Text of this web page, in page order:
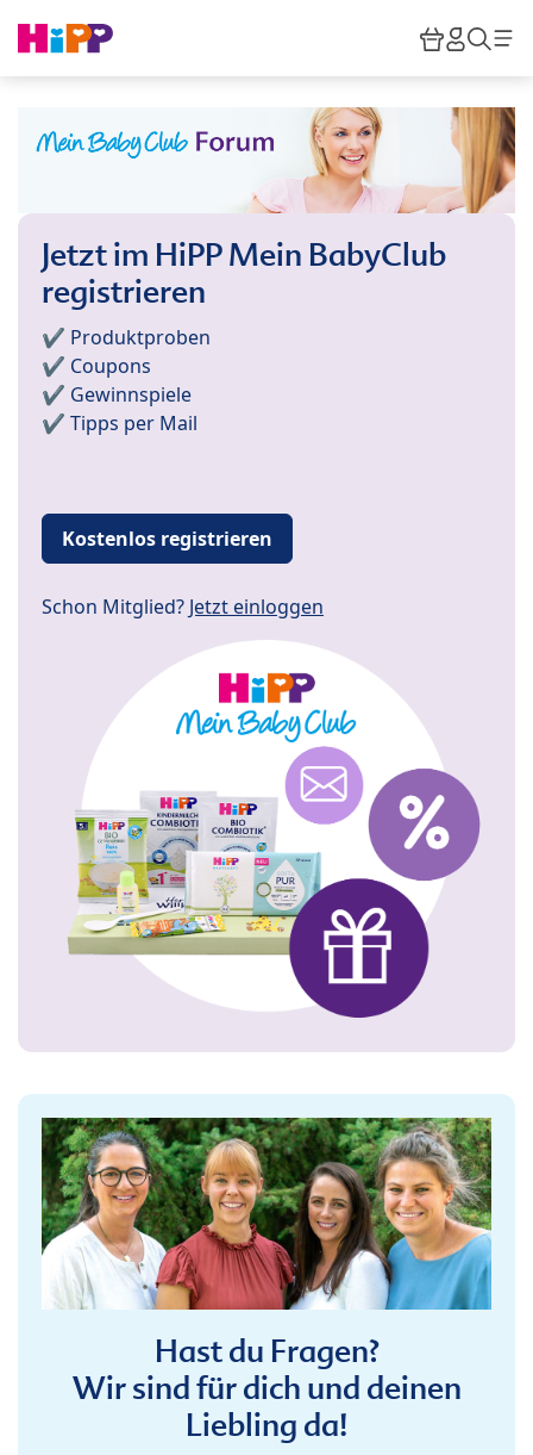
HiPP
Jetzt im HiPP Mein BabyClub
registrieren
✔️ Produktproben
✔️ Coupons
✔️ Gewinnspiele
✔️ Tipps per Mail
Kostenlos registrieren
Schon Mitglied? Jetzt einloggen
Hast du Fragen?
Wir sind für dich und deinen
Liebling da!